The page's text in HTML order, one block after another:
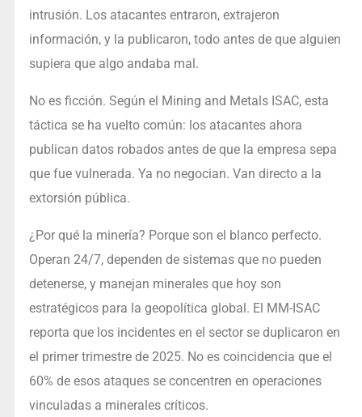
intrusión. Los atacantes entraron, extrajeron
información, y la publicaron, todo antes de que alguien
supiera que algo andaba mal.
No es ficción. Según el Mining and Metals ISAC, esta
táctica se ha vuelto común: los atacantes ahora
publican datos robados antes de que la empresa sepa
que fue vulnerada. Ya no negocian. Van directo a la
extorsión pública.
¿Por qué la minería? Porque son el blanco perfecto.
Operan 24/7, dependen de sistemas que no pueden
detenerse, y manejan minerales que hoy son
estratégicos para la geopolítica global. El MM-ISAC
reporta que los incidentes en el sector se duplicaron en
el primer trimestre de 2025. No es coincidencia que el
60% de esos ataques se concentren en operaciones
vinculadas a minerales críticos.